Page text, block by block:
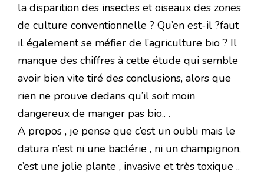
la disparition des insectes et oiseaux des zones
de culture conventionnelle ? Qu’en est-il ?faut
il également se méfier de l’agriculture bio ? Il
manque des chiffres à cette étude qui semble
avoir bien vite tiré des conclusions, alors que
rien ne prouve dedans qu’il soit moin
dangereux de manger pas bio.. .
A propos , je pense que c’est un oubli mais le
datura n’est ni une bactérie , ni un champignon,
c’est une jolie plante , invasive et très toxique ..